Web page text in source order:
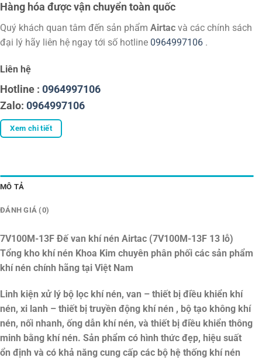
Hàng hóa được vận chuyển toàn quốc
Quý khách quan tâm đến sản phẩm Airtac và các chính sách
đại lý hãy liên hệ ngay tới số hotline 0964997106 .
Liên hệ
Hotline : 0964997106
Zalo: 0964997106
Xem chi tiết
MÔ TẢ
ĐÁNH GIÁ (0)
7V100M-13F Đế van khí nén Airtac (7V100M-13F 13 lỗ)
Tổng kho khí nén Khoa Kim chuyên phân phối các sản phẩm
khí nén chính hãng tại Việt Nam
Linh kiện xử lý bộ lọc khí nén, van – thiết bị điều khiển khí
nén, xi lanh – thiết bị truyền động khí nén , bộ tạo không khí
nén, nối nhanh, ống dẫn khí nén, và thiết bị điều khiển thông
minh bằng khí nén. Sản phẩm có hình thức đẹp, hiệu suất
ổn định và có khả năng cung cấp các bộ hệ thống khí nén